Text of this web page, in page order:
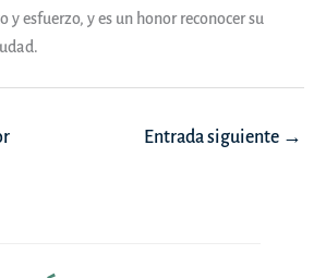
y esfuerzo, y es un honor reconocer su
Entrada siguiente →